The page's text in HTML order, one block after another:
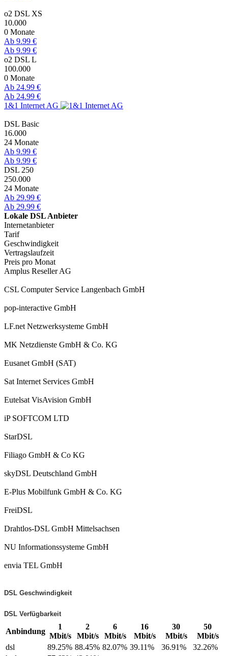
o2 DSL XS
10.000
0 Monate
Ab 9.99 €
Ab 9.99 €
o2 DSL L
100.000
0 Monate
Ab 24.99 €
Ab 24.99 €
1&1 Internet AG
DSL Basic
16.000
24 Monate
Ab 9.99 €
Ab 9.99 €
DSL 250
250.000
24 Monate
Ab 29.99 €
Ab 29.99 €
Lokale DSL Anbieter
Internetanbieter
Tarif
Geschwindigkeit
Vertragslaufzeit
Preis pro Monat
Amplus Reseller AG
CSL Computer Service Langenbach GmbH
pop-interactive GmbH
LF.net Netzwerksysteme GmbH
MK Netzdienste GmbH & Co. KG
Eusanet GmbH (SAT)
Sat Internet Services GmbH
Eutelsat VisAvision GmbH
iP SOFTCOM LTD
StarDSL
Filiago GmbH & Co KG
skyDSL Deutschland GmbH
E-Plus Mobilfunk GmbH & Co. KG
FreiDSL
Drahtlos-DSL GmbH Mittelsachsen
NU Informationssysteme GmbH
envia TEL GmbH
DSL Geschwindigkeit
DSL Verfügbarkeit
Anbindung
1
Mbit/s
2
Mbit/s
6
Mbit/s
16
Mbit/s
30
Mbit/s
50
Mbit/s
dsl
89.25% 88.45% 82.07% 39.11% 36.91%
32.26%